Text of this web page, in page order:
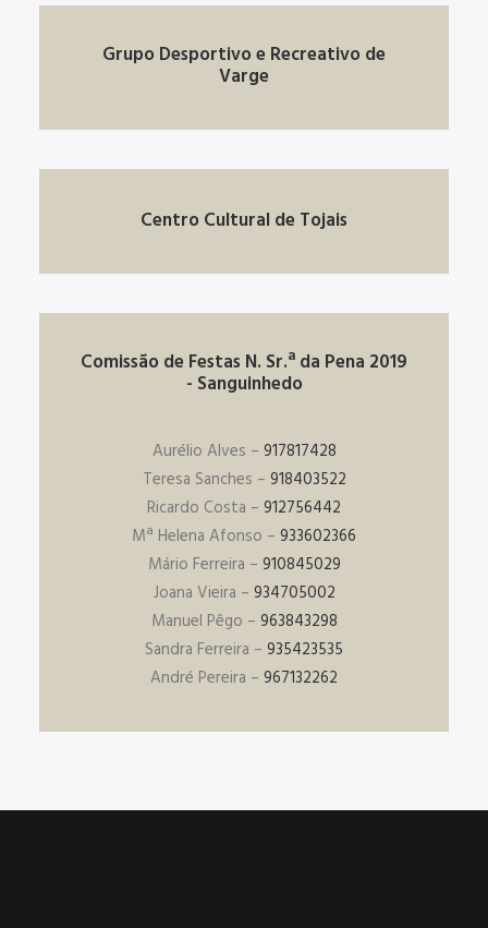
Grupo Desportivo e Recreativo de
Varge
Centro Cultural de Tojais
Comissão de Festas N. Sr.ª da Pena 2019
- Sanguinhedo
Aurélio Alves – 917817428
Teresa Sanches – 918403522
Ricardo Costa – 912756442
Mª Helena Afonso – 933602366
Mário Ferreira – 910845029
Joana Vieira – 934705002
Manuel Pêgo – 963843298
Sandra Ferreira – 935423535
André Pereira – 967132262